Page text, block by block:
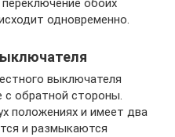
обоих
одновременно.
выключателя
с обратной стороны.
положениях и имеет два
и размыкаются